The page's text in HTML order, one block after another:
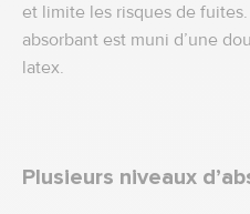
et limite les risques de
absorbant est muni d’une
latex.
Plusieurs niveaux